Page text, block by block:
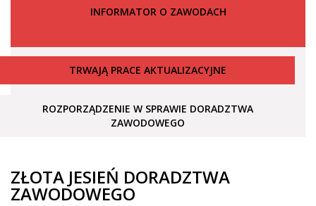
INFORMATOR O ZAWODACH
TRWAJĄ PRACE AKTUALIZACYJNE
ROZPORZĄDZENIE W SPRAWIE DORADZTWA
ZAWODOWEGO
ZŁOTA JESIEŃ DORADZTWA
ZAWODOWEGO